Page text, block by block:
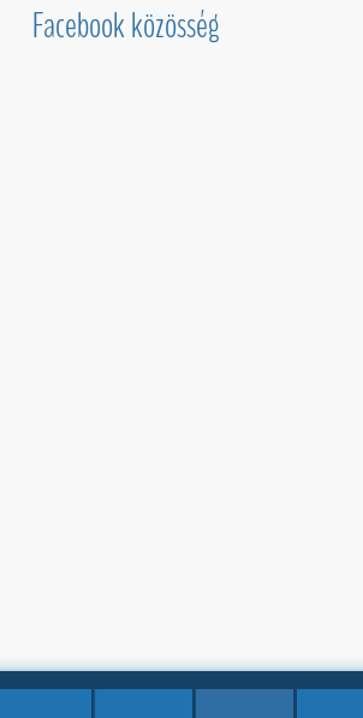
Facebook közösség